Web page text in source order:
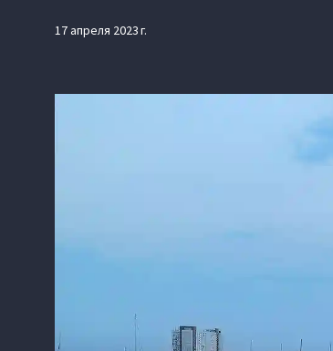
17 апреля 2023 г.